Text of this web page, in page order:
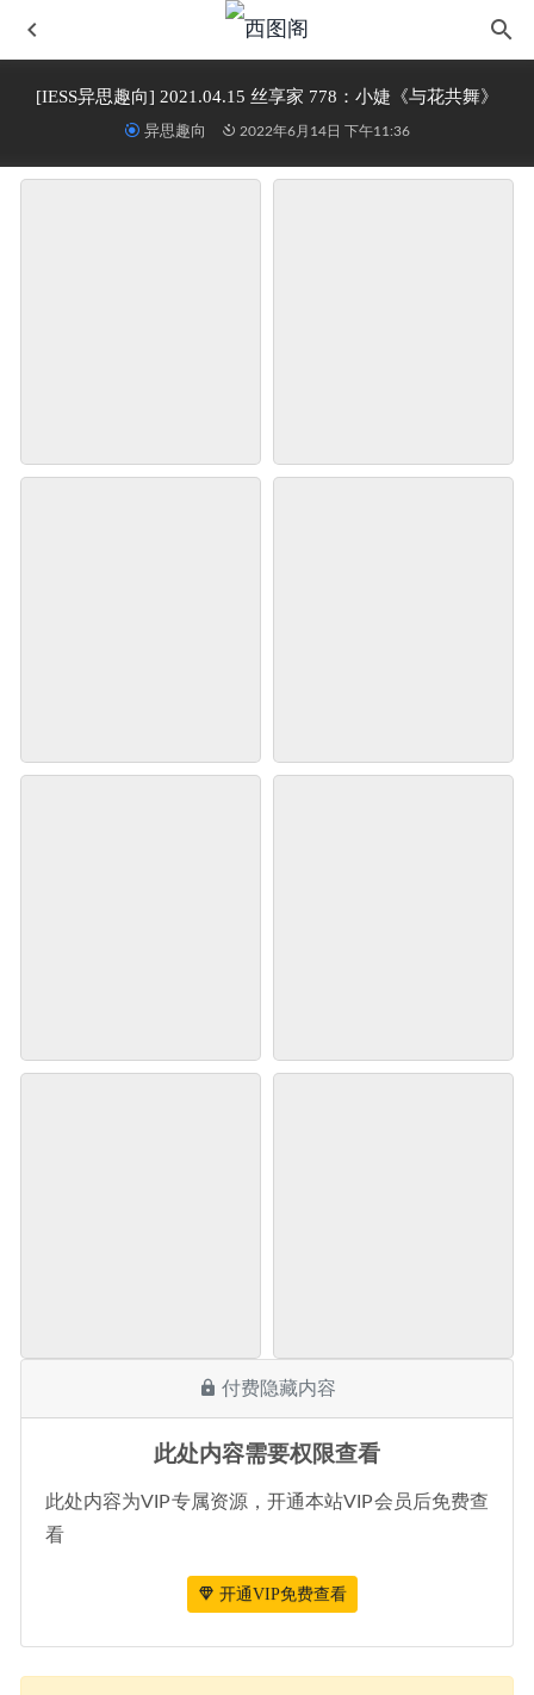
[IESS异思趣向] 2021.04.15 丝享家 778：小婕《与花共舞》
异思趣向 2022年6月14日 下午11:36
付费隐藏内容
此处内容需要权限查看
此处内容为VIP专属资源，开通本站VIP会员后免费查
看
开通VIP免费查看
[SSA丝社] NO.118 慧慧_姓感红裙灰咝tuo咝特写 2022-06-14